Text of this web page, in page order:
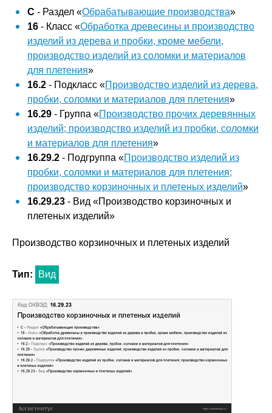
C - Раздел «Обрабатывающие производства»
16 - Класс «Обработка древесины и производство
изделий из дерева и пробки, кроме мебели,
производство изделий из соломки и материалов
для плетения»
16.2 - Подкласс «Производство изделий из дерева,
пробки, соломки и материалов для плетения»
16.29 - Группа «Производство прочих деревянных
изделий; производство изделий из пробки, соломки
и материалов для плетения»
16.29.2 - Подгруппа «Производство изделий из
пробки, соломки и материалов для плетения;
производство корзиночных и плетеных изделий»
16.29.23 - Вид «Производство корзиночных и
плетеных изделий»
Производство корзиночных и плетеных изделий
Тип: Вид